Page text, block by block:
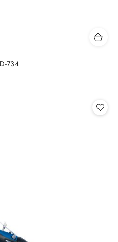
734